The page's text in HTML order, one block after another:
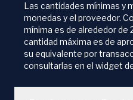
Las cantidades mínimas y
monedas y el proveedor.
mínima es de alrededor de
cantidad máxima es de
su equivalente por
consultarlas en el widget